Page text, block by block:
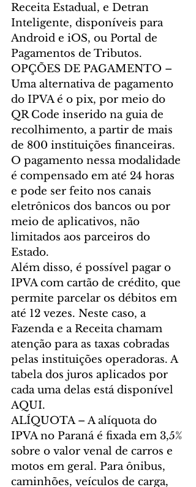
Receita Estadual, e Detran
Inteligente, disponíveis para
Android e iOS, ou Portal de
Pagamentos de Tributos.
OPÇÕES DE PAGAMENTO –
Uma alternativa de pagamento
do IPVA é o pix, por meio do
QR Code inserido na guia de
recolhimento, a partir de mais
de 800 instituições financeiras.
O pagamento nessa modalidade
é compensado em até 24 horas
e pode ser feito nos canais
eletrônicos dos bancos ou por
meio de aplicativos, não
limitados aos parceiros do
Estado.
Além disso, é possível pagar o
IPVA com cartão de crédito, que
permite parcelar os débitos em
até 12 vezes. Neste caso, a
Fazenda e a Receita chamam
atenção para as taxas cobradas
pelas instituições operadoras. A
tabela dos juros aplicados por
cada uma delas está disponível
AQUI.
ALÍQUOTA – A alíquota do
IPVA no Paraná é fixada em 3,5%
sobre o valor venal de carros e
motos em geral. Para ônibus,
caminhões, veículos de carga,